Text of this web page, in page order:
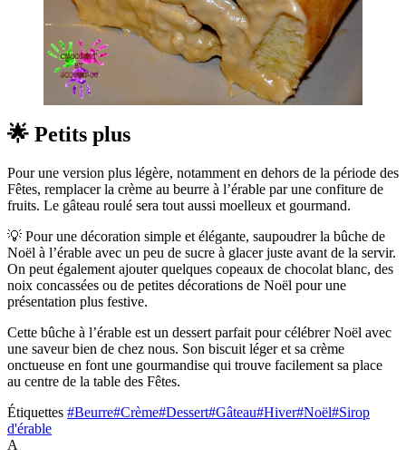
🌟 Petits plus
Pour une version plus légère, notamment en dehors de la période des
Fêtes, remplacer la crème au beurre à l’érable par une confiture de
fruits. Le gâteau roulé sera tout aussi moelleux et gourmand.
💡 Pour une décoration simple et élégante, saupoudrer la bûche de
Noël à l’érable avec un peu de sucre à glacer juste avant de la servir.
On peut également ajouter quelques copeaux de chocolat blanc, des
noix concassées ou de petites décorations de Noël pour une
présentation plus festive.
Cette bûche à l’érable est un dessert parfait pour célébrer Noël avec
une saveur bien de chez nous. Son biscuit léger et sa crème
onctueuse en font une gourmandise qui trouve facilement sa place
au centre de la table des Fêtes.
Étiquettes #Beurre#Crème#Dessert#Gâteau#Hiver#Noël#Sirop
d'érable
A